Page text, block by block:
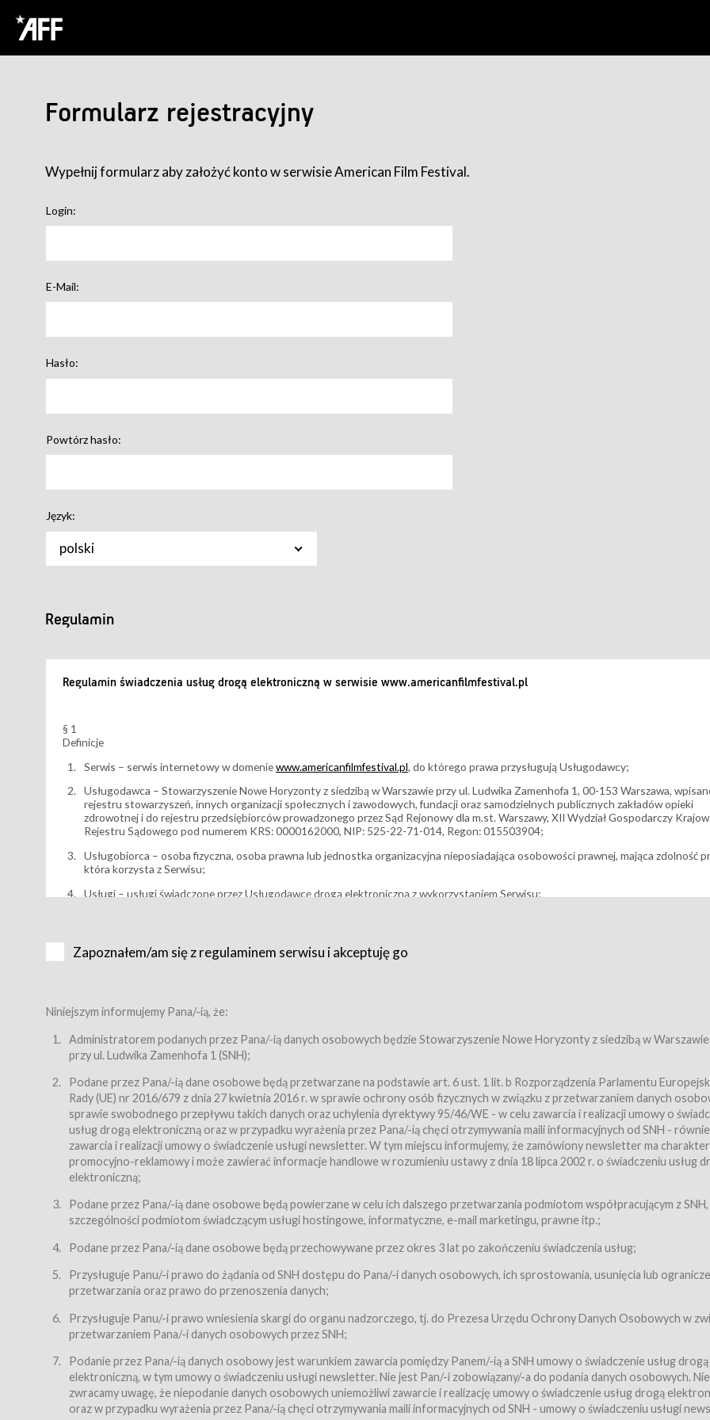
Formularz rejestracyjny
Wypełnij formularz aby założyć konto w serwisie American Film Festival.
Login:
E-Mail:
Hasło:
Powtórz hasło:
Język:
polski
Regulamin
Regulamin świadczenia usług drogą elektroniczną w serwisie www.americanfilmfestival.pl
§ 1
Definicje
Serwis – serwis internetowy w domeniewww.americanfilmfestival.pl, do którego prawa przysługują Usługodawcy;
Usługodawca – Stowarzyszenie Nowe Horyzonty z siedzibą w Warszawie przy ul. Ludwika Zamenhofa 1, 00-153 Warszawa,
rejestru stowarzyszeń, innych organizacji społecznych i zawodowych, fundacji oraz samodzielnych publicznych zakładów opieki
zdrowotnej i do rejestru przedsiębiorców prowadzonego przez Sąd Rejonowy dla m.st. Warszawy, XII Wydział Gospodarczy
Rejestru Sądowego pod numerem KRS: 0000162000, NIP: 525-22-71-014, Regon: 015503904;
Usługobiorca – osoba fizyczna, osoba prawna lub jednostka organizacyjna nieposiadająca osobowości prawnej, mająca zdolność
która korzysta z Serwisu;
Usługi – usługi świadczone przez Usługodawcę drogą elektroniczną z wykorzystaniem Serwisu;
Karnety – wybrane dokumenty potwierdzające zawarcie umowy z Usługodawcą i uprawniające do wzięcia udziału w Wydarzeniu,
Bilety – wybrane dokumenty potwierdzające zawarcie umowy z Usługodawcą i uprawniające do wzięcia udziału w Wydarzeniu,
przewidziane przez Usługodawcę dla danego Wydarzenia, tj. uprawniające do uczestnictwa w wielu albo w pojedynczych seansach
filmowych, wydarzeniach specjalnych i koncertach;
Sklep – sklep internetowy prowadzony przez Usługodawcę w Serwisie;
Regulamin – niniejszy regulamin.
§ 2
Postanowienia ogólne
Regulamin określa zasady:
świadczenia Usługobiorcom Usług przez Usługodawcę, z zastrzeżeniem usług, o których mowa w ust. 2 pkt. 4 i 5 poniżej,
zasady świadczenia precyzują odrębne regulaminy,
przetwarzania przez Usługodawcę danych osobowych Usługobiorców będących osobami fizycznymi.
Usługodawca świadczy w szczególności następujące Usługi:Usługodawca świadczy Usługi drogą elektroniczną w rozumieniu
dnia 18 lipca 2002 r. o świadczeniu usług drogą elektroniczną (Dz.U. z 2002 r., Nr 144, poz. 1204, z późń. zm.). Usługi świadczone są
nieodpłatnie.
usługę przeglądania i odczytywania przez Usługobiorców materiałów zamieszczanych w Serwisie,
usługę newsletter,
usługę zawierania na odległość umów nabycia Karnetów i Biletów,
usługę zawierania na odległość umów sprzedaży w Sklepie.
Usługodawca świadczy Usługi drogą elektroniczną w rozumieniu ustawy z dnia 18 lipca 2002 r. o świadczeniu usług drogą
(Dz.U. z 2002 r., Nr 144, poz. 1204, z późń. zm.). Usługi świadczone są nieodpłatnie.
Zapoznałem/am się z regulaminem serwisu i akceptuję go
Niniejszym informujemy Pana/-ią, że:
Administratorem podanych przez Pana/-ią danych osobowych będzie Stowarzyszenie Nowe Horyzonty z siedzibą w
przy ul. Ludwika Zamenhofa 1 (SNH);
Podane przez Pana/-ią dane osobowe będą przetwarzane na podstawie art. 6 ust. 1 lit. b Rozporządzenia Parlamentu
Rady (UE) nr 2016/679 z dnia 27 kwietnia 2016 r. w sprawie ochrony osób fizycznych w związku z przetwarzaniem danych
sprawie swobodnego przepływu takich danych oraz uchylenia dyrektywy 95/46/WE - w celu zawarcia i realizacji umowy o
usług drogą elektroniczną oraz w przypadku wyrażenia przez Pana/-ią chęci otrzymywania maili informacyjnych od SNH -
zawarcia i realizacji umowy o świadczenie usługi newsletter. W tym miejscu informujemy, że zamówiony newsletter ma charakter
promocyjno-reklamowy i może zawierać informacje handlowe w rozumieniu ustawy z dnia 18 lipca 2002 r. o świadczeniu usług
elektroniczną;
Podane przez Pana/-ią dane osobowe będą powierzane w celu ich dalszego przetwarzania podmiotom współpracującym z
szczególności podmiotom świadczącym usługi hostingowe, informatyczne, e-mail marketingu, prawne itp.;
Podane przez Pana/-ią dane osobowe będą przechowywane przez okres 3 lat po zakończeniu świadczenia usług;
Przysługuje Panu/-i prawo do żądania od SNH dostępu do Pana/-i danych osobowych, ich sprostowania, usunięcia lub
przetwarzania oraz prawo do przenoszenia danych;
Przysługuje Panu/-i prawo wniesienia skargi do organu nadzorczego, tj. do Prezesa Urzędu Ochrony Danych Osobowych w
przetwarzaniem Pana/-i danych osobowych przez SNH;
Podanie przez Pana/-ią danych osobowy jest warunkiem zawarcia pomiędzy Panem/-ią a SNH umowy o świadczenie usług drogą
elektroniczną, w tym umowy o świadczeniu usługi newsletter. Nie jest Pan/-i zobowiązany/-a do podania danych osobowych.
zwracamy uwagę, że niepodanie danych osobowych uniemożliwi zawarcie i realizację umowy o świadczenie usług drogą
oraz w przypadku wyrażenia przez Pana/-ią chęci otrzymywania maili informacyjnych od SNH - umowy o świadczeniu usługi